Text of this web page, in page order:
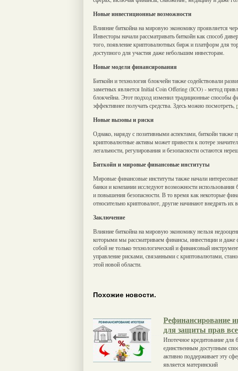
Новые инвестиционные возможности
Влияние биткойна на мировую экономику проявляется
Инвесторы начали рассматривать биткойн как способ
того, появление криптовалютных бирж и платформ для
доступного для участия даже небольшим инвесторам.
Новые модели финансирования
Биткойн и технология блокчейн также содействовали
заметных является Initial Coin Offering (ICO) - метод
блокчейна. Этот подход изменил традиционные способы
эффективнее получать средства. Здесь можно посмотреть,
Новые вызовы и риски
Однако, наряду с позитивными аспектами, биткойн также
криптовалютные активы может привести к потере
легальности, регулирования и безопасности остаются
Биткойн и мировые финансовые институты
Мировые финансовые институты также начали
банки и компании исследуют возможности
и повышения безопасности. В то время как некоторые
относительно криптовалют, другие начинают внедрять их
Заключение
Влияние биткойна на мировую экономику нельзя
которыми мы рассматриваем финансы, инвестиции и даже
собой не только технологический и финансовый
управление рисками, связанными с криптовалютами,
этой новой области.
Похожие новости.
Рефинансирование
для защиты прав
Ипотечное кредитование для
единственным доступным
активно поддерживает эту
является материнский